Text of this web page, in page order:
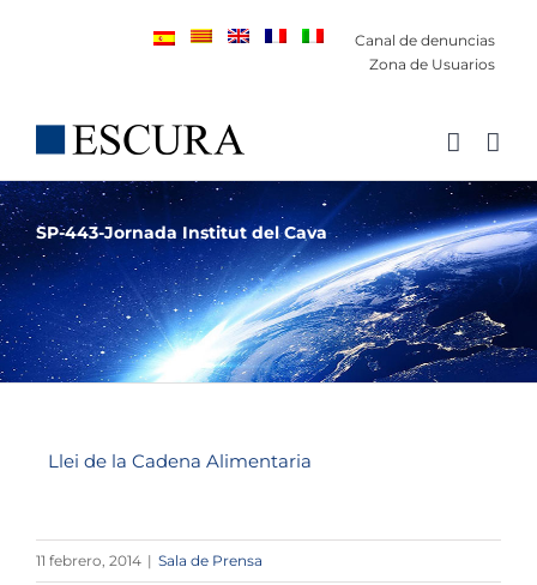
Canal de denuncias
Zona de Usuarios
SP-443-Jornada Institut del Cava
Llei de la Cadena Alimentaria
11 febrero, 2014 | Sala de Prensa